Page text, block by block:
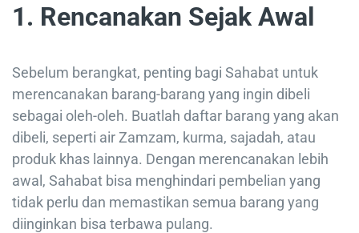
1. Rencanakan Sejak Awal
Sebelum berangkat, penting bagi Sahabat untuk
merencanakan barang-barang yang ingin dibeli
sebagai oleh-oleh. Buatlah daftar barang yang akan
dibeli, seperti air Zamzam, kurma, sajadah, atau
produk khas lainnya. Dengan merencanakan lebih
awal, Sahabat bisa menghindari pembelian yang
tidak perlu dan memastikan semua barang yang
diinginkan bisa terbawa pulang.